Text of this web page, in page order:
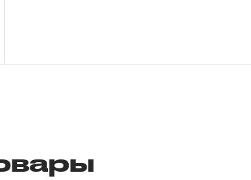
гидравлического, измерительного и т.п.